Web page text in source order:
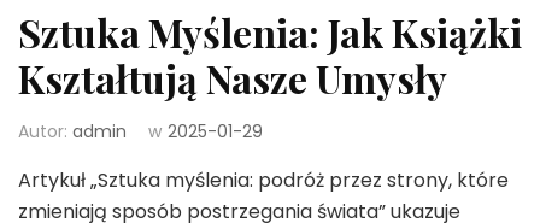
Sztuka Myślenia: Jak Książki
Kształtują Nasze Umysły
Autor: admin w 2025-01-29
Artykuł „Sztuka myślenia: podróż przez strony, które
zmieniają sposób postrzegania świata” ukazuje